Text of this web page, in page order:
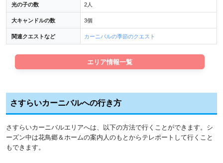
光の子の数 2人
大キャンドルの数 3個
関連クエストなど カーニバルの季節のクエスト
エリア情報一覧
さすらいカーニバルへの行き方
さすらいカーニバルエリアへは、以下の方法で行くことができます。シ
ーズン中は花鳥郷＆ホームの案内人のもとからテレポートして行くこと
もできます。